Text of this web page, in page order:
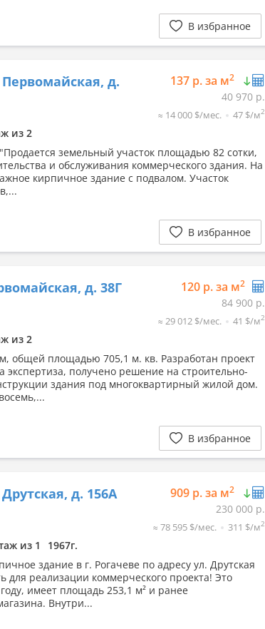
В избранное
д.
137 р. за м2
40 970 р.
≈ 14 000 $/мес. 47 $/м2
из 2
земельный участок площадью 82 сотки,
и обслуживания коммерческого здания. На
кирпичное здание с подвалом. Участок
В избранное
д. 38Г 120 р. за м2
84 900 р.
≈ 29 012 $/мес. 41 $/м2
из 2
общей площадью 705,1 м. кв. Разработан проект
экспертиза, получено решение на строительно-
здания под многоквартирный жилой дом.
В избранное
д. 156А 909 р. за м2
230 000 р.
≈ 78 595 $/мес. 311 $/м2
из 1
1967г.
здание в г. Рогачеве по адресу ул. Друтская
для реализации коммерческого проекта! Это
имеет площадь 253,1 м² и ранее
Внутри...